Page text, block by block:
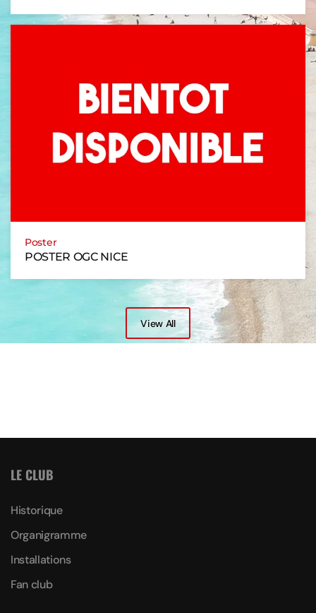
Poster
POSTER OGC NICE
View All
LE CLUB
Historique
Organigramme
Installations
Fan club